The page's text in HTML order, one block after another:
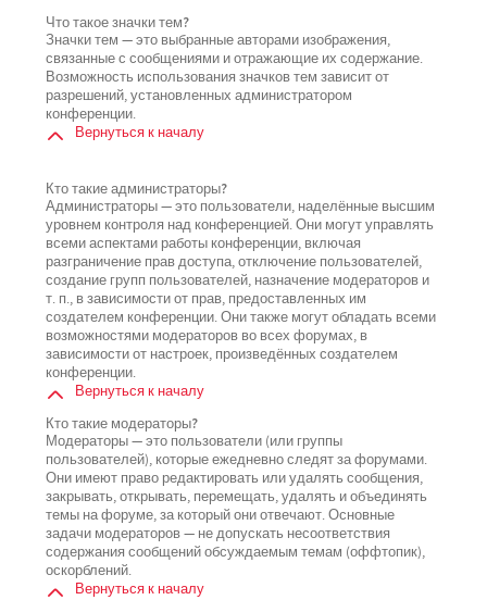
Что такое значки тем?
Значки тем — это выбранные авторами изображения,
связанные с сообщениями и отражающие их содержание.
Возможность использования значков тем зависит от
разрешений, установленных администратором
конференции.
Вернуться к началу
Кто такие администраторы?
Администраторы — это пользователи, наделённые высшим
уровнем контроля над конференцией. Они могут управлять
всеми аспектами работы конференции, включая
разграничение прав доступа, отключение пользователей,
создание групп пользователей, назначение модераторов и
т. п., в зависимости от прав, предоставленных им
создателем конференции. Они также могут обладать всеми
возможностями модераторов во всех форумах, в
зависимости от настроек, произведённых создателем
конференции.
Вернуться к началу
Кто такие модераторы?
Модераторы — это пользователи (или группы
пользователей), которые ежедневно следят за форумами.
Они имеют право редактировать или удалять сообщения,
закрывать, открывать, перемещать, удалять и объединять
темы на форуме, за который они отвечают. Основные
задачи модераторов — не допускать несоответствия
содержания сообщений обсуждаемым темам (оффтопик),
оскорблений.
Вернуться к началу